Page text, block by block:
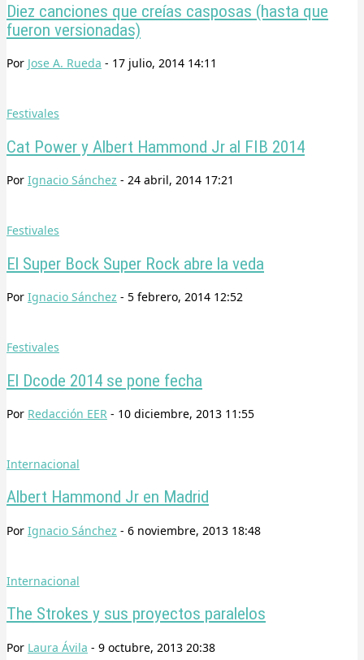
Diez canciones que creías casposas (hasta que
fueron versionadas)
Por Jose A. Rueda - 17 julio, 2014 14:11
Festivales
Cat Power y Albert Hammond Jr al FIB 2014
Por Ignacio Sánchez - 24 abril, 2014 17:21
Festivales
El Super Bock Super Rock abre la veda
Por Ignacio Sánchez - 5 febrero, 2014 12:52
Festivales
El Dcode 2014 se pone fecha
Por Redacción EER - 10 diciembre, 2013 11:55
Internacional
Albert Hammond Jr en Madrid
Por Ignacio Sánchez - 6 noviembre, 2013 18:48
Internacional
The Strokes y sus proyectos paralelos
Por Laura Ávila - 9 octubre, 2013 20:38